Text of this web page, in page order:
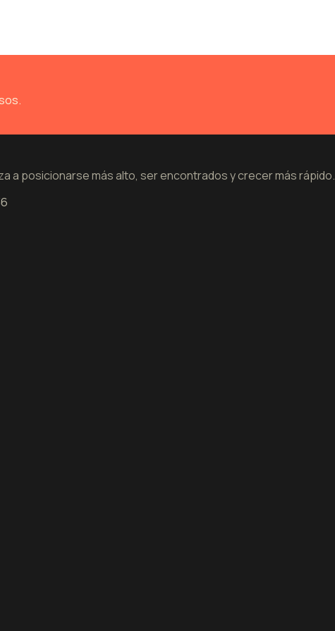
a posicionarse más alto, ser encontrados y crecer más rápido.